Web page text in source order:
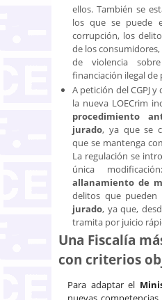
ellos. También se
los que se puede
corrupción, los
de los
de violencia
financiación ilegal de
A petición del CGPJ
la nueva LOECrim
procedimiento
jurado, ya que se
que se mantenga
La regulación se
única
allanamiento de
delitos que pueden
jurado, ya que,
tramita por juicio
Una Fiscalía
con criterios
Para adaptar el